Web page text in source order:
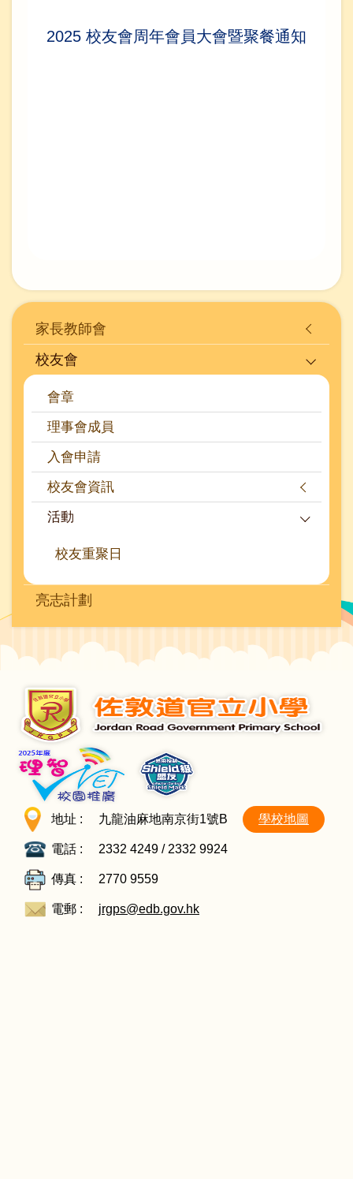
2025 校友會周年會員大會暨聚餐通知
Main
navigation
家長教師會
校友會
會章
理事會成員
入會申請
校友會資訊
活動
校友重聚日
亮志計劃
地址 : 九龍油麻地南京街1號B 學校地圖
電話 : 2332 4249 / 2332 9924
傳真 : 2770 9559
電郵 : jrgps@edb.gov.hk